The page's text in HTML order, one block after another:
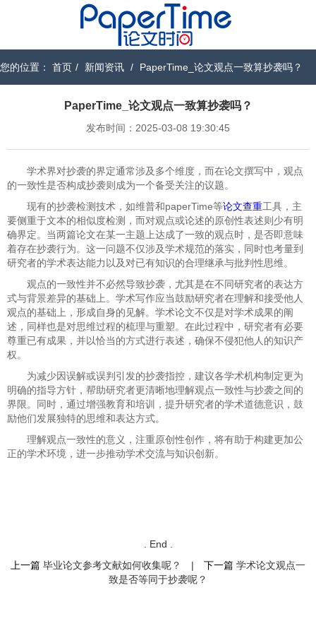
您的位置： 首页 / 新闻资讯 / PaperTime_论文观点一致算抄袭吗？
PaperTime_论文观点一致算抄袭吗？
发布时间：2025-03-08 19:30:45
学术界对抄袭的界定通常涉及多个维度，而在论文撰写中，观点
的一致性是否构成抄袭则成为一个备受关注的议题。
现有的抄袭检测技术，如维普和paperTime等论文查重工具，主
要侧重于文本的相似度检测，而对观点或论述的原创性表述则少有明
确界定。当两篇论文在某一主题上达成了一致的观点时，是否即意味
着存在抄袭行为。这一问题不仅涉及学术规范的落实，同时也考量到
研究者的学术表达能力以及对已有知识的合理继承与批判性思维。
观点的一致性并不必然导致抄袭，尤其是在不同研究者的表达方
式与背景差异的基础上。学术写作应当鼓励研究者在理解和接受他人
观点的基础上，形成自身的见解。学术论文不仅是对学术成果的阐
述，同样也是对思维过程的梳理与重塑。在此过程中，研究者有必要
尊重已有成果，并以恰当的方式进行表述，确保不侵犯他人的知识产
权。
为减少因误解或误判引发的抄袭指控，建议各学术机构制定更为
明确的指导方针，帮助研究者更清晰地理解观点一致性与抄袭之间的
界限。同时，通过增强教育和培训，提升研究者的学术道德意识，鼓
励他们发展独特的思维和表达方式。
理解观点一致性的意义，注重原创性创作，将有助于构建更加公
正的学术环境，进一步推动学术交流与知识创新。
. End .
上一篇 毕业论文参考文献如何收集呢？ | 下一篇 学术论文观点一
致是否等同于抄袭呢？